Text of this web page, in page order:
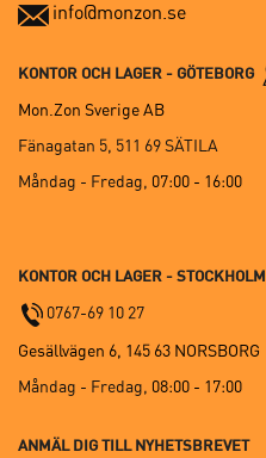
info@monzon.se
KONTOR OCH LAGER - GÖTEBORG
Mon.Zon Sverige AB
Fänagatan 5, 511 69 SÄTILA
Måndag - Fredag, 07:00 - 16:00
KONTOR OCH LAGER - STOCKHOLM
0767-69 10 27
Gesällvägen 6, 145 63 NORSBORG
Måndag - Fredag, 08:00 - 17:00
ANMÄL DIG TILL NYHETSBREVET